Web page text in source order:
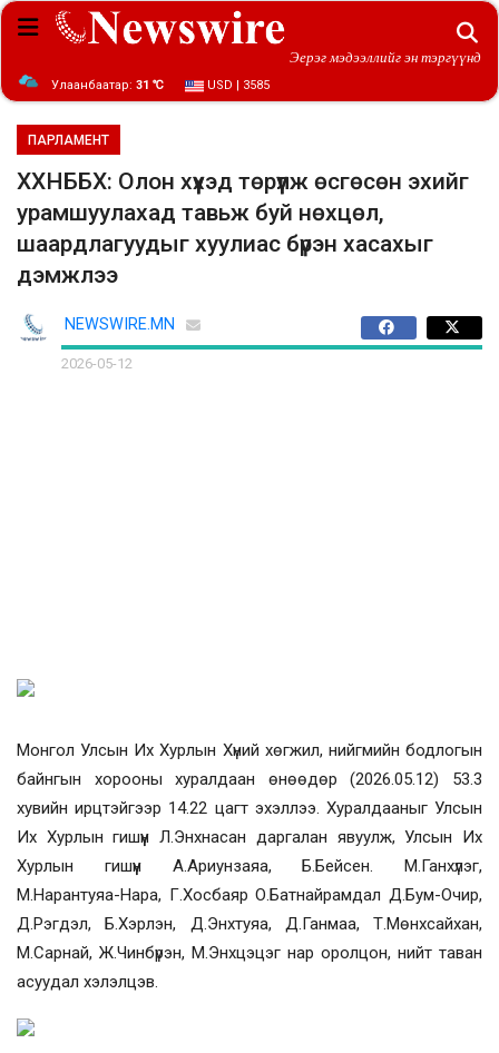
Эерэг мэдээллийг эн тэргүүнд
Улаанбаатар: 31 ℃ USD | 3585
ПАРЛАМЕНТ
ХХНББХ: Олон хүүхэд төрүүлж өсгөсөн эхийг
урамшуулахад тавьж буй нөхцөл,
шаардлагуудыг хуулиас бүрэн хасахыг
дэмжлээ
NEWSWIRE.MN
2026-05-12
Монгол Улсын Их Хурлын Хүний хөгжил, нийгмийн бодлогын
байнгын хорооныхуралдаан өнөөдөр(2026.05.12) 53.3
хувийн ирцтэйгээр 14.22 цагт эхэллээ. Хуралдааныг Улсын
Их Хурлын гишүүн Л.Энхнасан даргалан явуулж, Улсын Их
Хурлын гишүүн
А.Ариунзаяа, Б.Бейсен. М.Ганхүлэг,
М.Нарантуяа-Нара, Г.Хосбаяр О.Батнайрамдал Д.Бум-Очир,
Д.Рэгдэл, Б.Хэрлэн, Д.Энхтуяа, Д.Ганмаа, Т.Мөнхсайхан,
М.Сарнай, Ж.Чинбүрэн, М.Энхцэцэг нар оролцон, нийт таван
асуудал хэлэлцэв.